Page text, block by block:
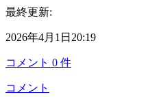
最終更新:
2026年4月1日20:19
コメント 0 件
コメント